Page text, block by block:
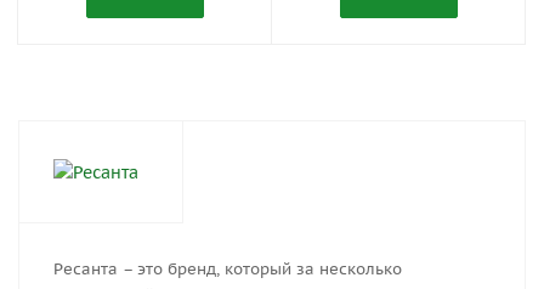
Ресанта – это бренд, который за несколько